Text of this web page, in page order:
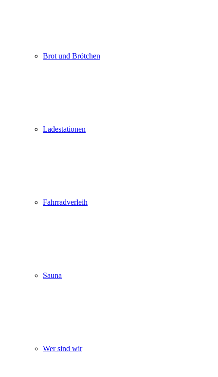
Brot und Brötchen
Ladestationen
Fahrradverleih
Sauna
Wer sind wir